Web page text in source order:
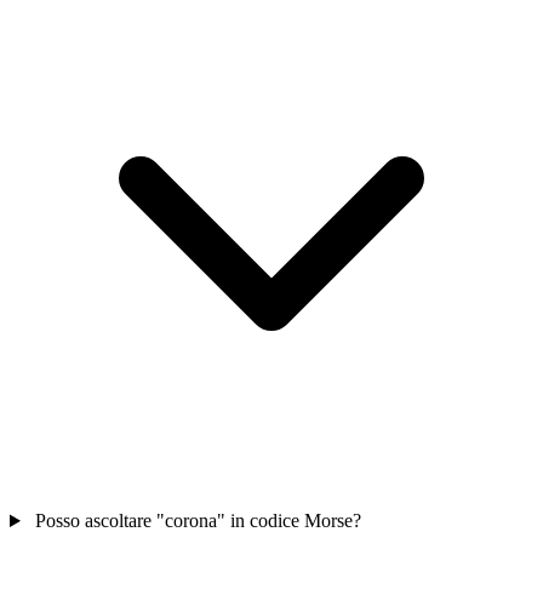
Posso ascoltare "corona" in codice Morse?